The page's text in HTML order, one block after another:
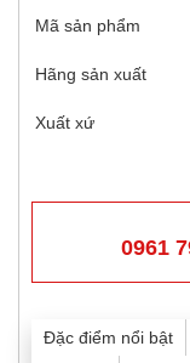
Mã sản phẩm
Hãng sản xuất
Xuất xứ
0961
Đặc điểm nổi bật